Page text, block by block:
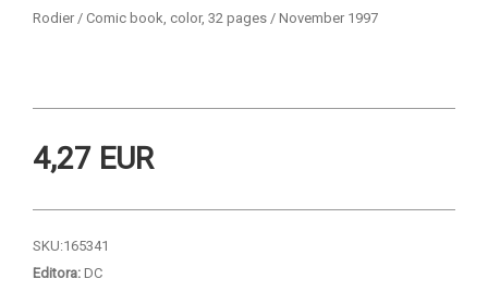
Rodier / Comic book, color, 32 pages / November 1997
4,27 EUR
SKU:165341
Editora: DC